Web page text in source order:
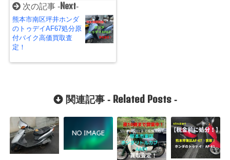
次の記事 - Next-
熊本市南区坪井ホンダ
のトゥデイAF67処分原
付バイク高価買取査
定！
関連記事 - Related Posts-